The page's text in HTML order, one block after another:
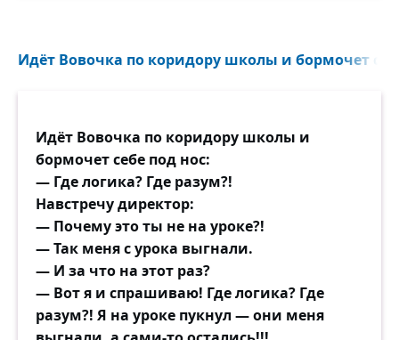
Идёт Вовочка по коридору школы и бормочет
Идёт Вовочка по коридору школы и
бормочет себе под нос:
— Где логика? Где разум?!
Навстречу директор:
— Почему это ты не на уроке?!
— Так меня с урока выгнали.
— И за что на этот раз?
— Вот я и спрашиваю! Где логика? Где
разум?! Я на уроке пукнул — они меня